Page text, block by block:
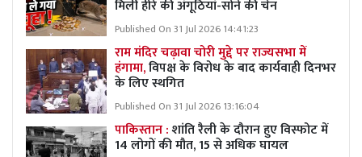
मिलीं हीरे की अंगूठियां-सोने की चेन
Published On 31 Jul 2026 14:41:23
राम मंदिर चढ़ावा चोरी मुद्दे पर राज्यसभा में
हंगामा,विपक्ष के विरोध के बाद कार्यवाही दिनभर
के लिए स्थगित
Published On 31 Jul 2026 13:16:04
पाकिस्तान :शांति रैली के दौरान हुए विस्फोट में
14 लोगों की मौत, 15 से अधिक घायल